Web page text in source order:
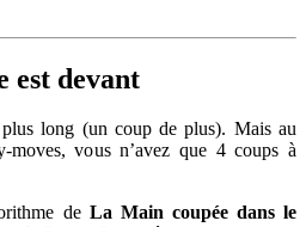
est devant
plus long (un coup de plus). Mais au
moves, vous n’avez que 4 coups à
de La Main coupée dans le